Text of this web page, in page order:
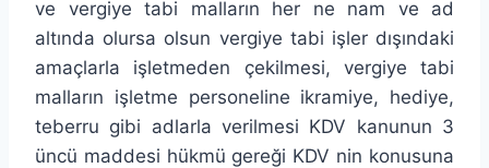
ve vergiye tabi malların her ne nam ve ad
altında olursa olsun vergiye tabi işler dışındaki
amaçlarla işletmeden çekilmesi, vergiye tabi
malların işletme personeline ikramiye, hediye,
teberru gibi adlarla verilmesi KDV kanunun 3
üncü maddesi hükmü gereği KDV nin konusuna